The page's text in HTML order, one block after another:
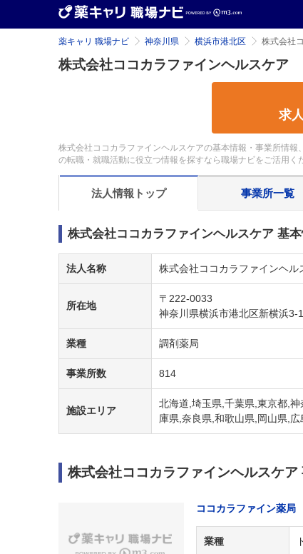
薬キャリ 職場ナビ 神奈川県 横浜市港北区 株式会社
株式会社ココカラファインヘルスケア
求
株式会社ココカラファインヘルスケアの基本情報・事業所情
の転職・就職活動に役立つ情報を探すなら職場ナビをご活用く
法人情報 トップ 事業所一覧
株式会社ココカラファインヘルスケア 基
法人名称 株式会社ココカラファインヘル
所在地
〒222-0033
神奈川県横浜市港北区新横浜3-
業種 調剤薬局
事業所数 814
施設エリア
北海道,埼玉県,千葉県,東京都,
庫県,奈良県,和歌山県,岡山県,
株式会社ココカラファインヘルスケア
ココカラファイン薬
業種